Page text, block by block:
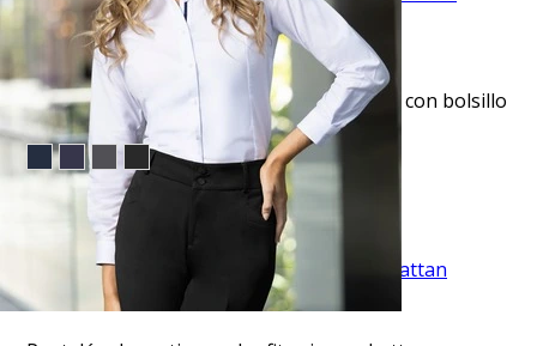
VISTA RAPIDA
Pantalón de vestir slim fit gris texturizado con bolsillo
oculto manhattan
$53.95
TU TERCERA PRENDA GRATIS
VISTA RAPIDA